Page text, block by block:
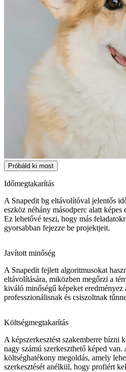
Próbáld ki most
Időmegtakarítás
A Snapedit bg eltávolítóval jelentős
eszköz néhány másodperc alatt
Ez lehetővé teszi, hogy más
gyorsabban fejezze be projektjeit.
Javított minőség
A Snapedit fejlett algoritmusokat
eltávolítására, miközben megőrzi a
kiváló minőségű képeket eredményez
professzionálisnak és csiszoltnak
Költségmegtakarítás
A képszerkesztést szakemberre bízni
nagy számú szerkeszthető képed van.
költséghatékony megoldás, amely
szerkesztését anélkül, hogy profiért